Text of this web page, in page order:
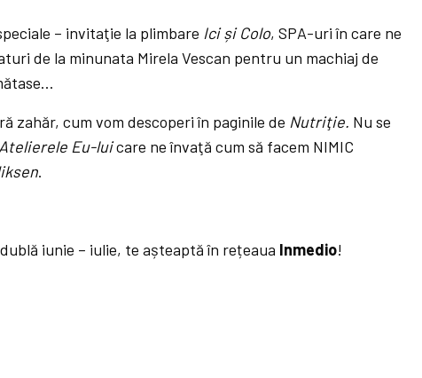
– invitaţie la plimbare Ici și Colo, SPA-uri în care ne
de la minunata Mirela Vescan pentru un machiaj de
zahăr, cum vom descoperi în paginile de Nutriţie. Nu se
Eu-luicare ne învaţă cum să facem NIMIC
.
iunie – iulie, te așteaptă în rețeaua Inmedio!